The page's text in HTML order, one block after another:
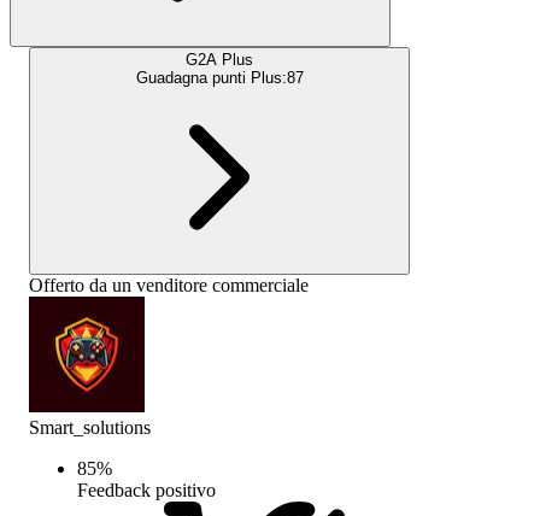
G2A Plus
Guadagna punti Plus:87
Offerto da un venditore commerciale
Smart_solutions
85%
Feedback positivo